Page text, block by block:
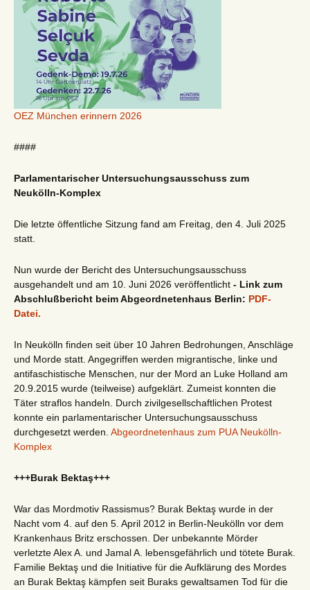
OEZ München erinnern 2026
####
Parlamentarischer Untersuchungsausschuss zum
Neukölln-Komplex
Die letzte öffentliche Sitzung fand am Freitag, den 4. Juli 2025
statt.
Nun wurde der Bericht des Untersuchungsausschuss
ausgehandelt und am 10. Juni 2026 veröffentlicht - Link zum
Abschlußbericht beim Abgeordnetenhaus Berlin: PDF-
Datei.
In Neukölln finden seit über 10 Jahren Bedrohungen, Anschläge
und Morde statt. Angegriffen werden migrantische, linke und
antifaschistische Menschen, nur der Mord an Luke Holland am
20.9.2015 wurde (teilweise) aufgeklärt. Zumeist konnten die
Täter straflos handeln. Durch zivilgesellschaftlichen Protest
konnte ein parlamentarischer Untersuchungsausschuss
durchgesetzt werden. Abgeordnetenhaus zum PUA Neukölln-
Komplex
+++Burak Bektaş+++
War das Mordmotiv Rassismus? Burak Bektaş wurde in der
Nacht vom 4. auf den 5. April 2012 in Berlin-Neukölln vor dem
Krankenhaus Britz erschossen. Der unbekannte Mörder
verletzte Alex A. und Jamal A. lebensgefährlich und tötete Burak.
Familie Bektaş und die Initiative für die Aufklärung des Mordes
an Burak Bektaş kämpfen seit Buraks gewaltsamen Tod für die